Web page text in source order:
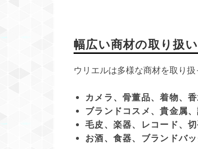
幅広い商材の取り扱い
ウリエルは多様な商材を取り扱
カメラ、骨董品、着物、
ブランドコスメ、貴金属
毛皮、楽器、レコード、
お酒、食器、ブランドバ